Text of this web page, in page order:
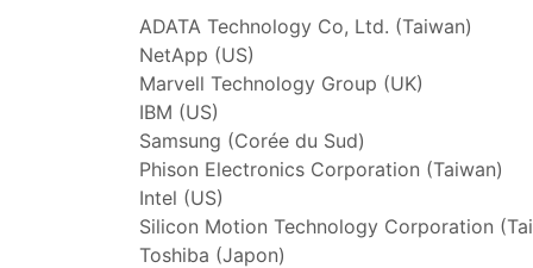
ADATA Technology Co, Ltd. (Taiwan)
NetApp (US)
Marvell Technology Group (UK)
IBM (US)
Samsung (Corée du Sud)
Phison Electronics Corporation (Taiwan)
Intel (US)
Silicon Motion Technology Corporation
Toshiba (Japon)